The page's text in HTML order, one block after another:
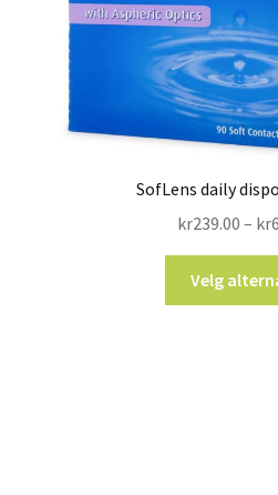
SofLens daily
kr239.00 – kr
Velg